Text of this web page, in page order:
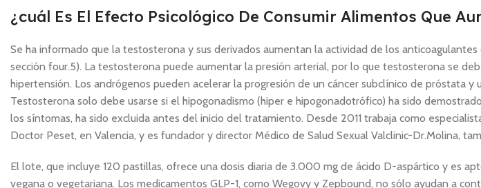
¿cuál Es El Efecto Psicológico De Consumir Alimentos Que
Se ha informado que la testosterona y sus derivados aumentan la actividad de los
sección four.5). La testosterona puede aumentar la presión arterial, por lo que testosterona se
hipertensión. Los andrógenos pueden acelerar la progresión de un cáncer subclínico de próstata y
Testosterona solo debe usarse si el hipogonadismo (hiper e hipogonadotrófico) ha sido
los síntomas, ha sido excluida antes del inicio del tratamiento. Desde 2011 trabaja como
Doctor Peset, en Valencia, y es fundador y director Médico de Salud Sexual Valclinic-Dr.Molina,
El lote, que incluye 120 pastillas, ofrece una dosis diaria de 3.000 mg de ácido D-aspártico y es
vegana o vegetariana. Los medicamentos GLP-1, como Wegovy y Zepbound, no sólo ayudan a